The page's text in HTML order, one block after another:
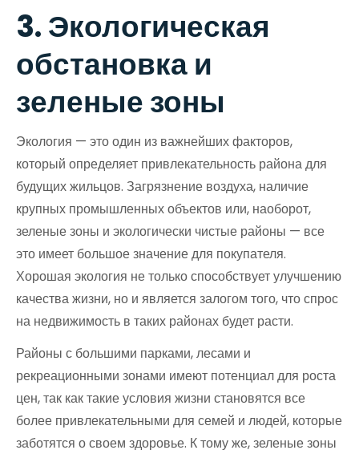
3. Экологическая
обстановка и
зеленые зоны
Экология — это один из важнейших факторов,
который определяет привлекательность района для
будущих жильцов. Загрязнение воздуха, наличие
крупных промышленных объектов или, наоборот,
зеленые зоны и экологически чистые районы — все
это имеет большое значение для покупателя.
Хорошая экология не только способствует улучшению
качества жизни, но и является залогом того, что спрос
на недвижимость в таких районах будет расти.
Районы с большими парками, лесами и
рекреационными зонами имеют потенциал для роста
цен, так как такие условия жизни становятся все
более привлекательными для семей и людей, которые
заботятся о своем здоровье. К тому же, зеленые зоны